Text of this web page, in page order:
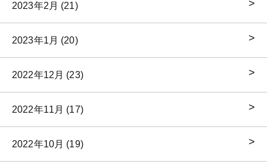
2023年2月 (21)
2023年1月 (20)
2022年12月 (23)
2022年11月 (17)
2022年10月 (19)